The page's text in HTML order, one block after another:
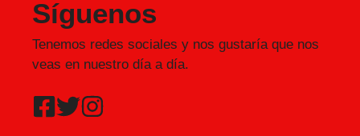
Síguenos
Tenemos redes sociales y nos gustaría que nos
veas en nuestro día a día.